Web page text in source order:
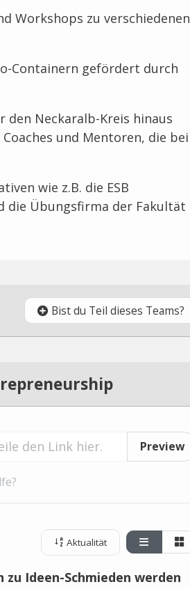
Workshops zu verschiedenen
Containern gefördert durch
Neckaralb-Kreis hinaus
und Mentoren, die bei
wie z.B. die ESB
die Übungsfirma der Fakultät
Bist du Teil dieses Teams?
Preview
Aktualität